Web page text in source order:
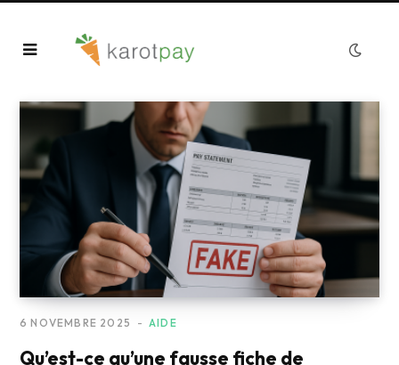
AIDE
6 NOVEMBRE 2025
Qu’est-ce qu’une fausse fiche de